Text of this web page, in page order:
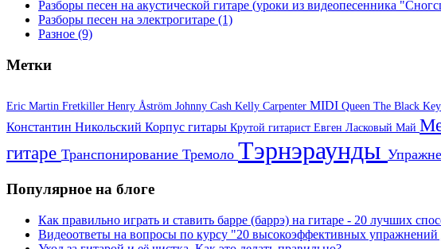
Разборы песен на акустической гитаре (уроки из видеопесенника
Разборы песен на электрогитаре (1)
Разное (9)
Метки
Eric Martin Fretkiller Henry Åström Johnny Cash Kelly Carpenter MIDI Queen The Black
Константин Никольский Корпус гитары Крутой гитарист Евген Ласковый Май
гитаре Транспонирование Тремоло Тэрнэраунды
Популярное на блоге
Как правильно играть и ставить барре (баррэ) на гитаре - 20 лучших
Видеоответы на вопросы по курсу "20 высокоэффективных упражнений